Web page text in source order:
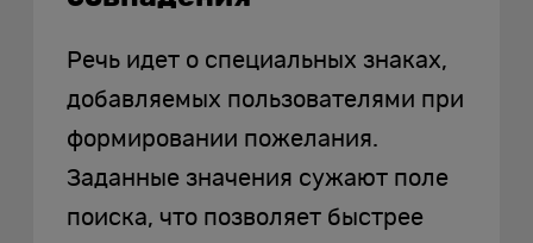
Речь идет о специальных знаках,
добавляемых пользователями при
формировании пожелания.
Заданные значения сужают поле
поиска, что позволяет быстрее